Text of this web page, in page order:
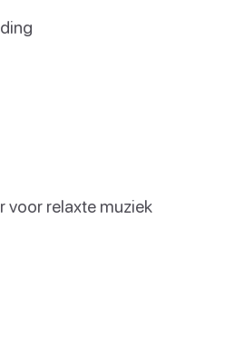
voor relaxte muziek